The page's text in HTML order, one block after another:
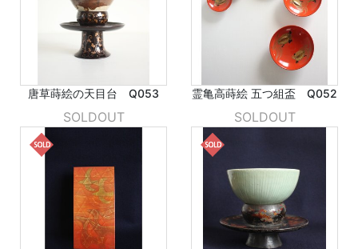
唐草蒔絵の天目台 Q053
SOLDOUT
霊亀高蒔絵 五つ組盃 Q052
SOLDOUT